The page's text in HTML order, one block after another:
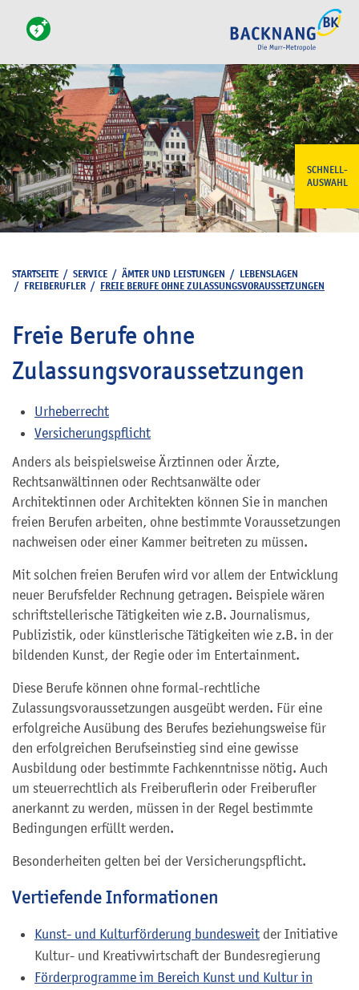
SCHNELL-
AUSWAHL
STARTSEITE / SERVICE / ÄMTER UND LEISTUNGEN / LEBENSLAGEN
/ FREIBERUFLER / FREIE BERUFE OHNE ZULASSUNGSVORAUSSETZUNGEN
Freie Berufe ohne
Zulassungsvoraussetzungen
Urheberrecht
Versicherungspflicht
Anders als beispielsweise Ärztinnen oder Ärzte,
Rechtsanwältinnen oder Rechtsanwälte oder
Architektinnen oder Architekten können Sie in manchen
freien Berufen arbeiten, ohne bestimmte Voraussetzungen
nachweisen oder einer Kammer beitreten zu müssen.
Mit solchen freien Berufen wird vor allem der Entwicklung
neuer Berufsfelder Rechnung getragen. Beispiele wären
schriftstellerische Tätigkeiten wie z.B. Journalismus,
Publizistik, oder künstlerische Tätigkeiten wie z.B. in der
bildenden Kunst, der Regie oder im Entertainment.
Diese Berufe können ohne formal-rechtliche
Zulassungsvoraussetzungen ausgeübt werden. Für eine
erfolgreiche Ausübung des Berufes beziehungsweise für
den erfolgreichen Berufseinstieg sind eine gewisse
Ausbildung oder bestimmte Fachkenntnisse nötig. Auch
um steuerrechtlich als Freiberuflerin oder Freiberufler
anerkannt zu werden, müssen in der Regel bestimmte
Bedingungen erfüllt werden.
Besonderheiten gelten bei der Versicherungspflicht.
Vertiefende Informationen
Kunst- und Kulturförderung bundesweit der Initiative
Kultur- und Kreativwirtschaft der Bundesregierung
Förderprogramme im Bereich Kunst und Kultur in